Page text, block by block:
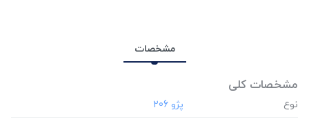
مشخصات
مشخصات کلی
نوع